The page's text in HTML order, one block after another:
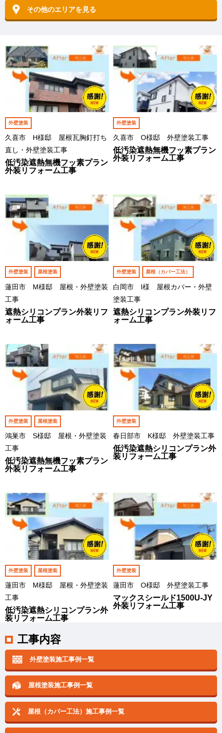
その他のエリアを見る
外壁塗装
久喜市 H様邸 屋根瓦胸釘打ち
直し・外壁塗装工事
低汚染遮熱無機フッ素プラン
外装リフォーム工事
外壁塗装
久喜市 O様邸 外壁塗装工事
低汚染遮熱無機フッ素プラン
外装リフォーム工事
外壁塗装 屋根塗装
蓮田市 M様邸 屋根・外壁塗装
工事
遮熱シリコンプラン外装リフ
ォーム工事
外壁塗装 屋根（カバー工法）
白岡市 I様 屋根カバー・外壁
塗装工事
遮熱シリコンプラン外装リフ
ォーム工事
外壁塗装 屋根塗装
鴻巣市 S様邸 屋根・外壁塗装
工事
低汚染遮熱無機フッ素プラン
外装リフォーム工事
外壁塗装
春日部市 K様邸 外壁塗装工事
低汚染遮熱シリコンプラン外
装リフォーム工事
外壁塗装 屋根塗装
蓮田市 M様邸 屋根・外壁塗装
工事
低汚染遮熱シリコンプラン外
装リフォーム工事
外壁塗装
蓮田市 O様邸 外壁塗装工事
マックスシールド1500U-JY
外装リフォーム工事
工事内容
外壁塗装施工事例一覧
屋根塗装施工事例一覧
屋根（カバー工法）施工事例一覧